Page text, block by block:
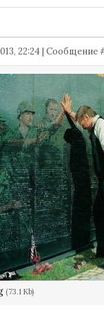
22:24 | Сообщение
(73.1 Kb)